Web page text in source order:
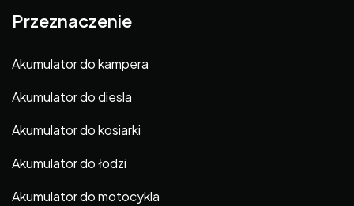
Przeznaczenie
Akumulator do kampera
Akumulator do diesla
Akumulator do kosiarki
Akumulator do łodzi
Akumulator do motocykla